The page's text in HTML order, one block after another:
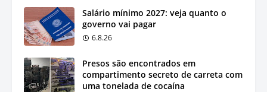
Salário mínimo 2027: veja quanto o
governo vai pagar
6.8.26
Presos são encontrados em
compartimento secreto de carreta com
uma tonelada de cocaína